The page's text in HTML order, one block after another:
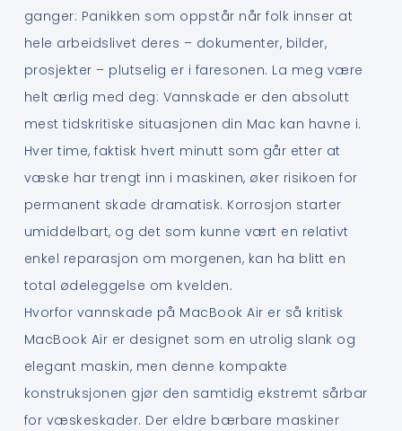
ganger: Panikken som oppstår når folk innser at
hele arbeidslivet deres – dokumenter, bilder,
prosjekter – plutselig er i faresonen. La meg være
helt ærlig med deg: Vannskade er den absolutt
mest tidskritiske situasjonen din Mac kan havne i.
Hver time, faktisk hvert minutt som går etter at
væske har trengt inn i maskinen, øker risikoen for
permanent skade dramatisk. Korrosjon starter
umiddelbart, og det som kunne vært en relativt
enkel reparasjon om morgenen, kan ha blitt en
total ødeleggelse om kvelden.
Hvorfor vannskade på MacBook Air er så kritisk
MacBook Air er designet som en utrolig slank og
elegant maskin, men denne kompakte
konstruksjonen gjør den samtidig ekstremt sårbar
for væskeskader. Der eldre bærbare maskiner